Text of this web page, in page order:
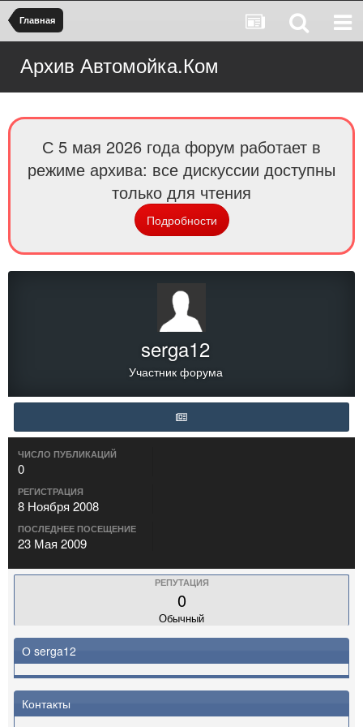
Главная
Архив Автомойка.Ком
С 5 мая 2026 года форум работает в
режиме архива: все дискуссии доступны
только для чтения
Подробности
serga12
Участник форума
ЧИСЛО ПУБЛИКАЦИЙ
0
РЕГИСТРАЦИЯ
8 Ноября 2008
ПОСЛЕДНЕЕ ПОСЕЩЕНИЕ
23 Мая 2009
РЕПУТАЦИЯ
0
Обычный
О serga12
Контакты